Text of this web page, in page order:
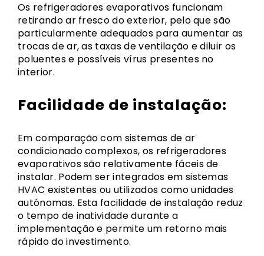
Os refrigeradores evaporativos funcionam
retirando ar fresco do exterior, pelo que são
particularmente adequados para aumentar as
trocas de ar, as taxas de ventilação e diluir os
poluentes e possíveis vírus presentes no
interior.
Facilidade de instalação:
Em comparação com sistemas de ar
condicionado complexos, os refrigeradores
evaporativos são relativamente fáceis de
instalar. Podem ser integrados em sistemas
HVAC existentes ou utilizados como unidades
autónomas. Esta facilidade de instalação reduz
o tempo de inatividade durante a
implementação e permite um retorno mais
rápido do investimento.